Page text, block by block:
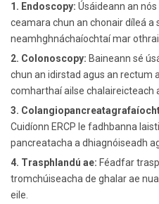
1. Endoscopy: Úsáideann an
ceamara chun an chonair díleá a
neamhghnáchaíochtaí mar
2. Colonoscopy: Baineann sé
chun an idirstad agus an rectum
comharthaí ailse chalaireicteach
3.
Cuidíonn ERCP le fadhbanna
pancreatacha a dhiagnóiseadh
4. Trasphlandú ae: Féadfar
tromchúiseacha de ghalar ae
eile.